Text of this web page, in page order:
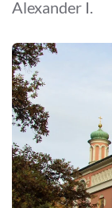
Alexander I.